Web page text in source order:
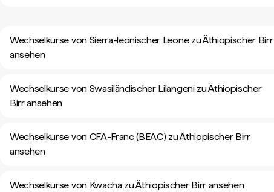
Wechselkurse von Sierra-leonischer Leone zu Äthiopischer Birr
ansehen
Wechselkurse von Swasiländischer Lilangeni zu Äthiopischer
Birr ansehen
Wechselkurse von CFA-Franc (BEAC) zu Äthiopischer Birr
ansehen
Wechselkurse von Kwacha zu Äthiopischer Birr ansehen